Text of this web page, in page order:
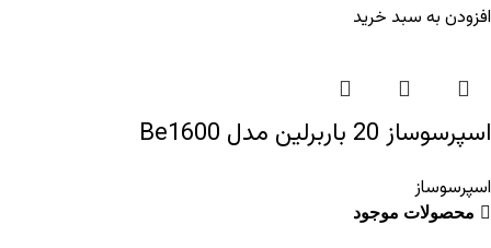
افزودن به سبد خرید
اسپرسوساز 20 باربرلین مدل Be1600
اسپرسوساز
محصولات موجود